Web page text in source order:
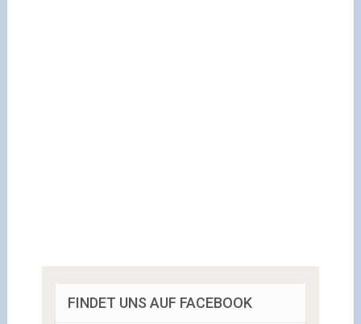
FINDET UNS AUF FACEBOOK